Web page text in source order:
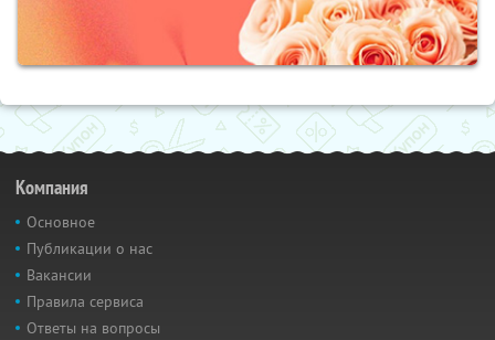
Компания
Основное
Публикации о нас
Вакансии
Правила сервиса
Ответы на вопросы